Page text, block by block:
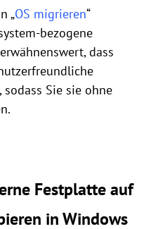
„OS migrieren“
bezogene
dass
Sie sie ohne
Festplatte auf
in Windows